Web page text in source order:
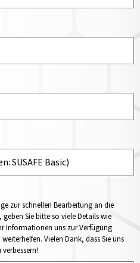
zur schnellen Bearbeitung an die
Sie bitte so viele Details wie
Informationen uns zur Verfügung
Vielen Dank, dass Sie uns